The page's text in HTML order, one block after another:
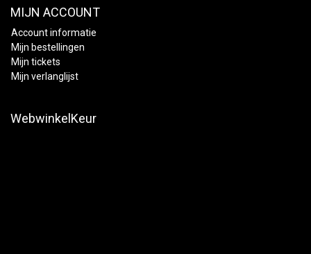
MIJN ACCOUNT
Account informatie
Mijn bestellingen
Mijn tickets
Mijn verlanglijst
WebwinkelKeur